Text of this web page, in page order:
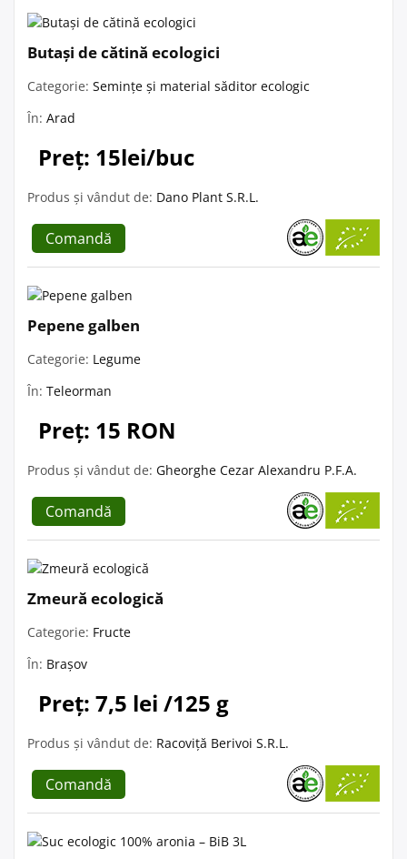
Butași de cătină ecologici
Categorie: Semințe și material săditor ecologic
În: Arad
Preț: 15lei/buc
Produs și vândut de: Dano Plant S.R.L.
Comandă
Pepene galben
Categorie: Legume
În: Teleorman
Preț: 15 RON
Produs și vândut de: Gheorghe Cezar Alexandru P.F.A.
Comandă
Zmeură ecologică
Categorie: Fructe
În: Brașov
Preț: 7,5 lei /125 g
Produs și vândut de: Racoviță Berivoi S.R.L.
Comandă